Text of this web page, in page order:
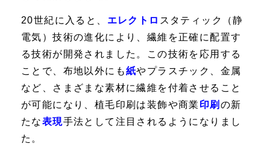
20世紀に入ると、 エレクトロ スタティック（静
電気）技術の進化により、繊維を正確に配置す
る技術が開発されました。この技術を応用する
ことで、布地以外にも紙やプラスチック、金属
など、さまざまな素材に繊維を付着させること
が可能になり、植毛印刷は装飾や商業 印刷 の新
たな表現手法として注目されるようになりまし
た。